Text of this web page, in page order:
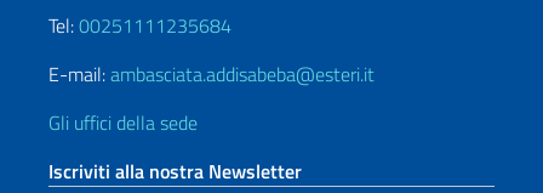
Tel:00251111235684
E-mail:ambasciata.addisabeba@esteri.it
Gli uffici della sede
Iscriviti alla nostra Newsletter